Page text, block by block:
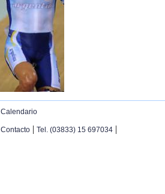
Calendario
Contacto | Tel. (03833) 15 697034 |